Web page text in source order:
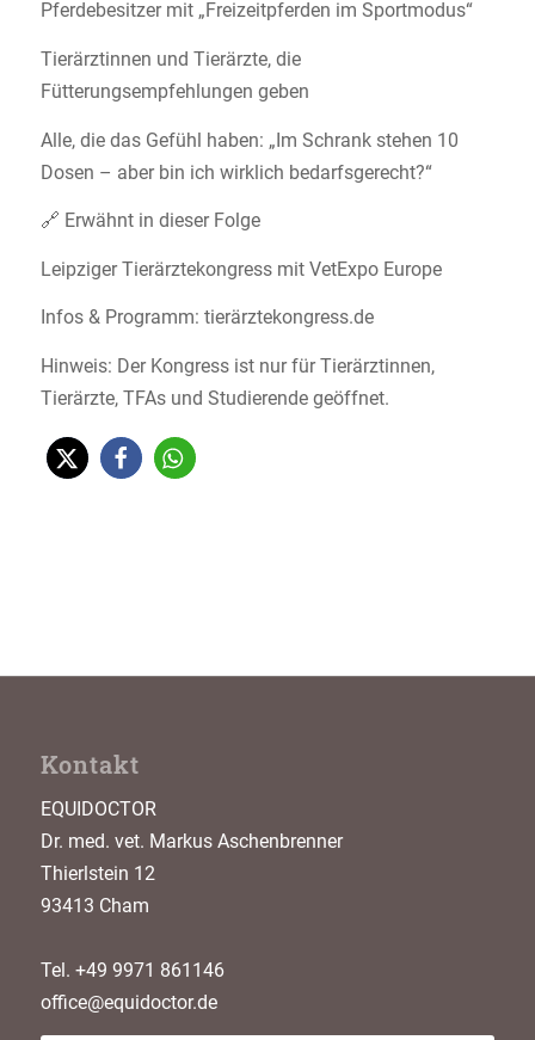
Pferdebesitzer mit „Freizeitpferden im Sportmodus“
Tierärztinnen und Tierärzte, die
Fütterungsempfehlungen geben
Alle, die das Gefühl haben: „Im Schrank stehen 10
Dosen – aber bin ich wirklich bedarfsgerecht?“
🔗 Erwähnt in dieser Folge
Leipziger Tierärztekongress mit VetExpo Europe
Infos & Programm: tierärztekongress.de
Hinweis: Der Kongress ist nur für Tierärztinnen,
Tierärzte, TFAs und Studierende geöffnet.
Kontakt
EQUIDOCTOR
Dr. med. vet. Markus Aschenbrenner
Thierlstein 12
93413 Cham
Tel. +49 9971 861146
office@equidoctor.de